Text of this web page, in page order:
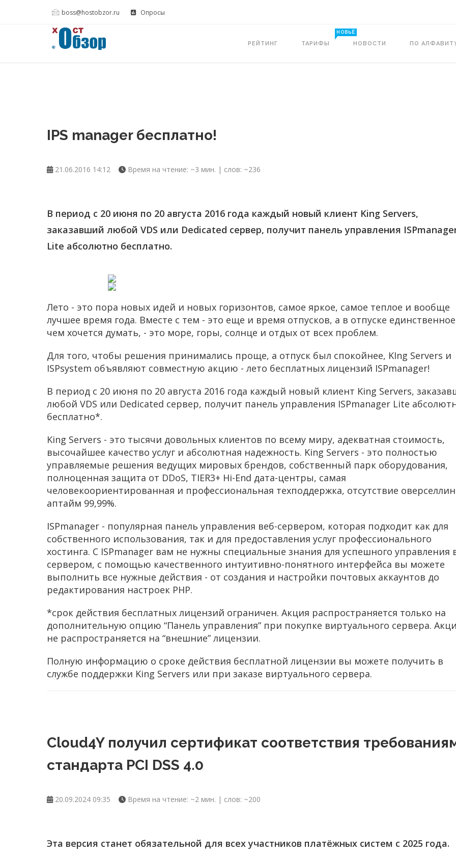
boss@hostobzor.ru Опросы
РЕЙТИНГ ТАРИФЫ
НОВЬЁ
НОВОСТИ ПО
IPS manager бесплатно!
21.06.2016 14:12 Время на чтение: ~3 мин. | слов: ~236
В период с 20 июня по 20 августа 2016 года каждый новый клиент King Servers,
заказавший любой VDS или Dedicated сервер, получит панель управления
Lite абсолютно бесплатно.
Лето - это пора новых идей и новых горизонтов, самое яркое, самое теплое и вообще
лучшее время года. Вместе с тем - это еще и время отпусков, а в отпуске
чем хочется думать, - это море, горы, солнце и отдых от всех проблем.
Для того, чтобы решения принимались проще, а отпуск был спокойнее, KIng Servers и
ISPsystem объявляют совместную акцию - лето бесплатных лицензий ISPmanager!
В период с 20 июня по 20 августа 2016 года каждый новый клиент King Servers,
любой VDS или Dedicated сервер, получит панель управления ISPmanager Lite
бесплатно*.
King Servers - это тысячи довольных клиентов по всему миру, адекватная стоимость,
высочайшее качество услуг и абсолютная надежность. King Servers - это полностью
управляемые решения ведущих мировых брендов, собственный парк оборудования,
полноценная защита от DDoS, TIER3+ Hi-End дата-центры, самая
человекоориентированная и профессиональная техподдержка, отсутствие
аптайм 99,99%.
ISPmanager - популярная панель управления веб-сервером, которая подходит как для
собственного использования, так и для предоставления услуг профессионального
хостинга. С ISPmanager вам не нужны специальные знания для успешного управления
сервером, с помощью качественного интуитивно-понятного интерфейса вы можете
выполнить все нужные действия - от создания и настройки почтовых аккаунтов до
редактирования настроек PHP.
*срок действия бесплатных лицензий ограничен. Акция распространяется только на
дополнительную опцию “Панель управления” при покупке виртуального сервера.
не распространяется на “внешние” лицензии.
Полную информацию о сроке действия бесплатной лицензии вы можете получить в
службе поддержки King Servers или при заказе виртуального сервера.
Cloud4Y получил сертификат соответствия
стандарта PCI DSS 4.0
20.09.2024 09:35 Время на чтение: ~2 мин. | слов: ~200
Эта версия станет обязательной для всех участников платёжных систем с 2025 года.